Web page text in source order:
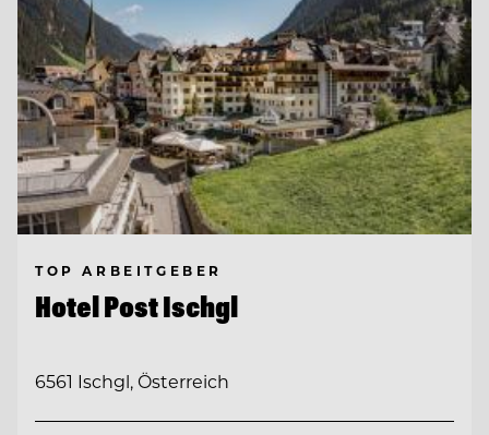
TOP ARBEITGEBER
Hotel Post Ischgl
6561 Ischgl, Österreich